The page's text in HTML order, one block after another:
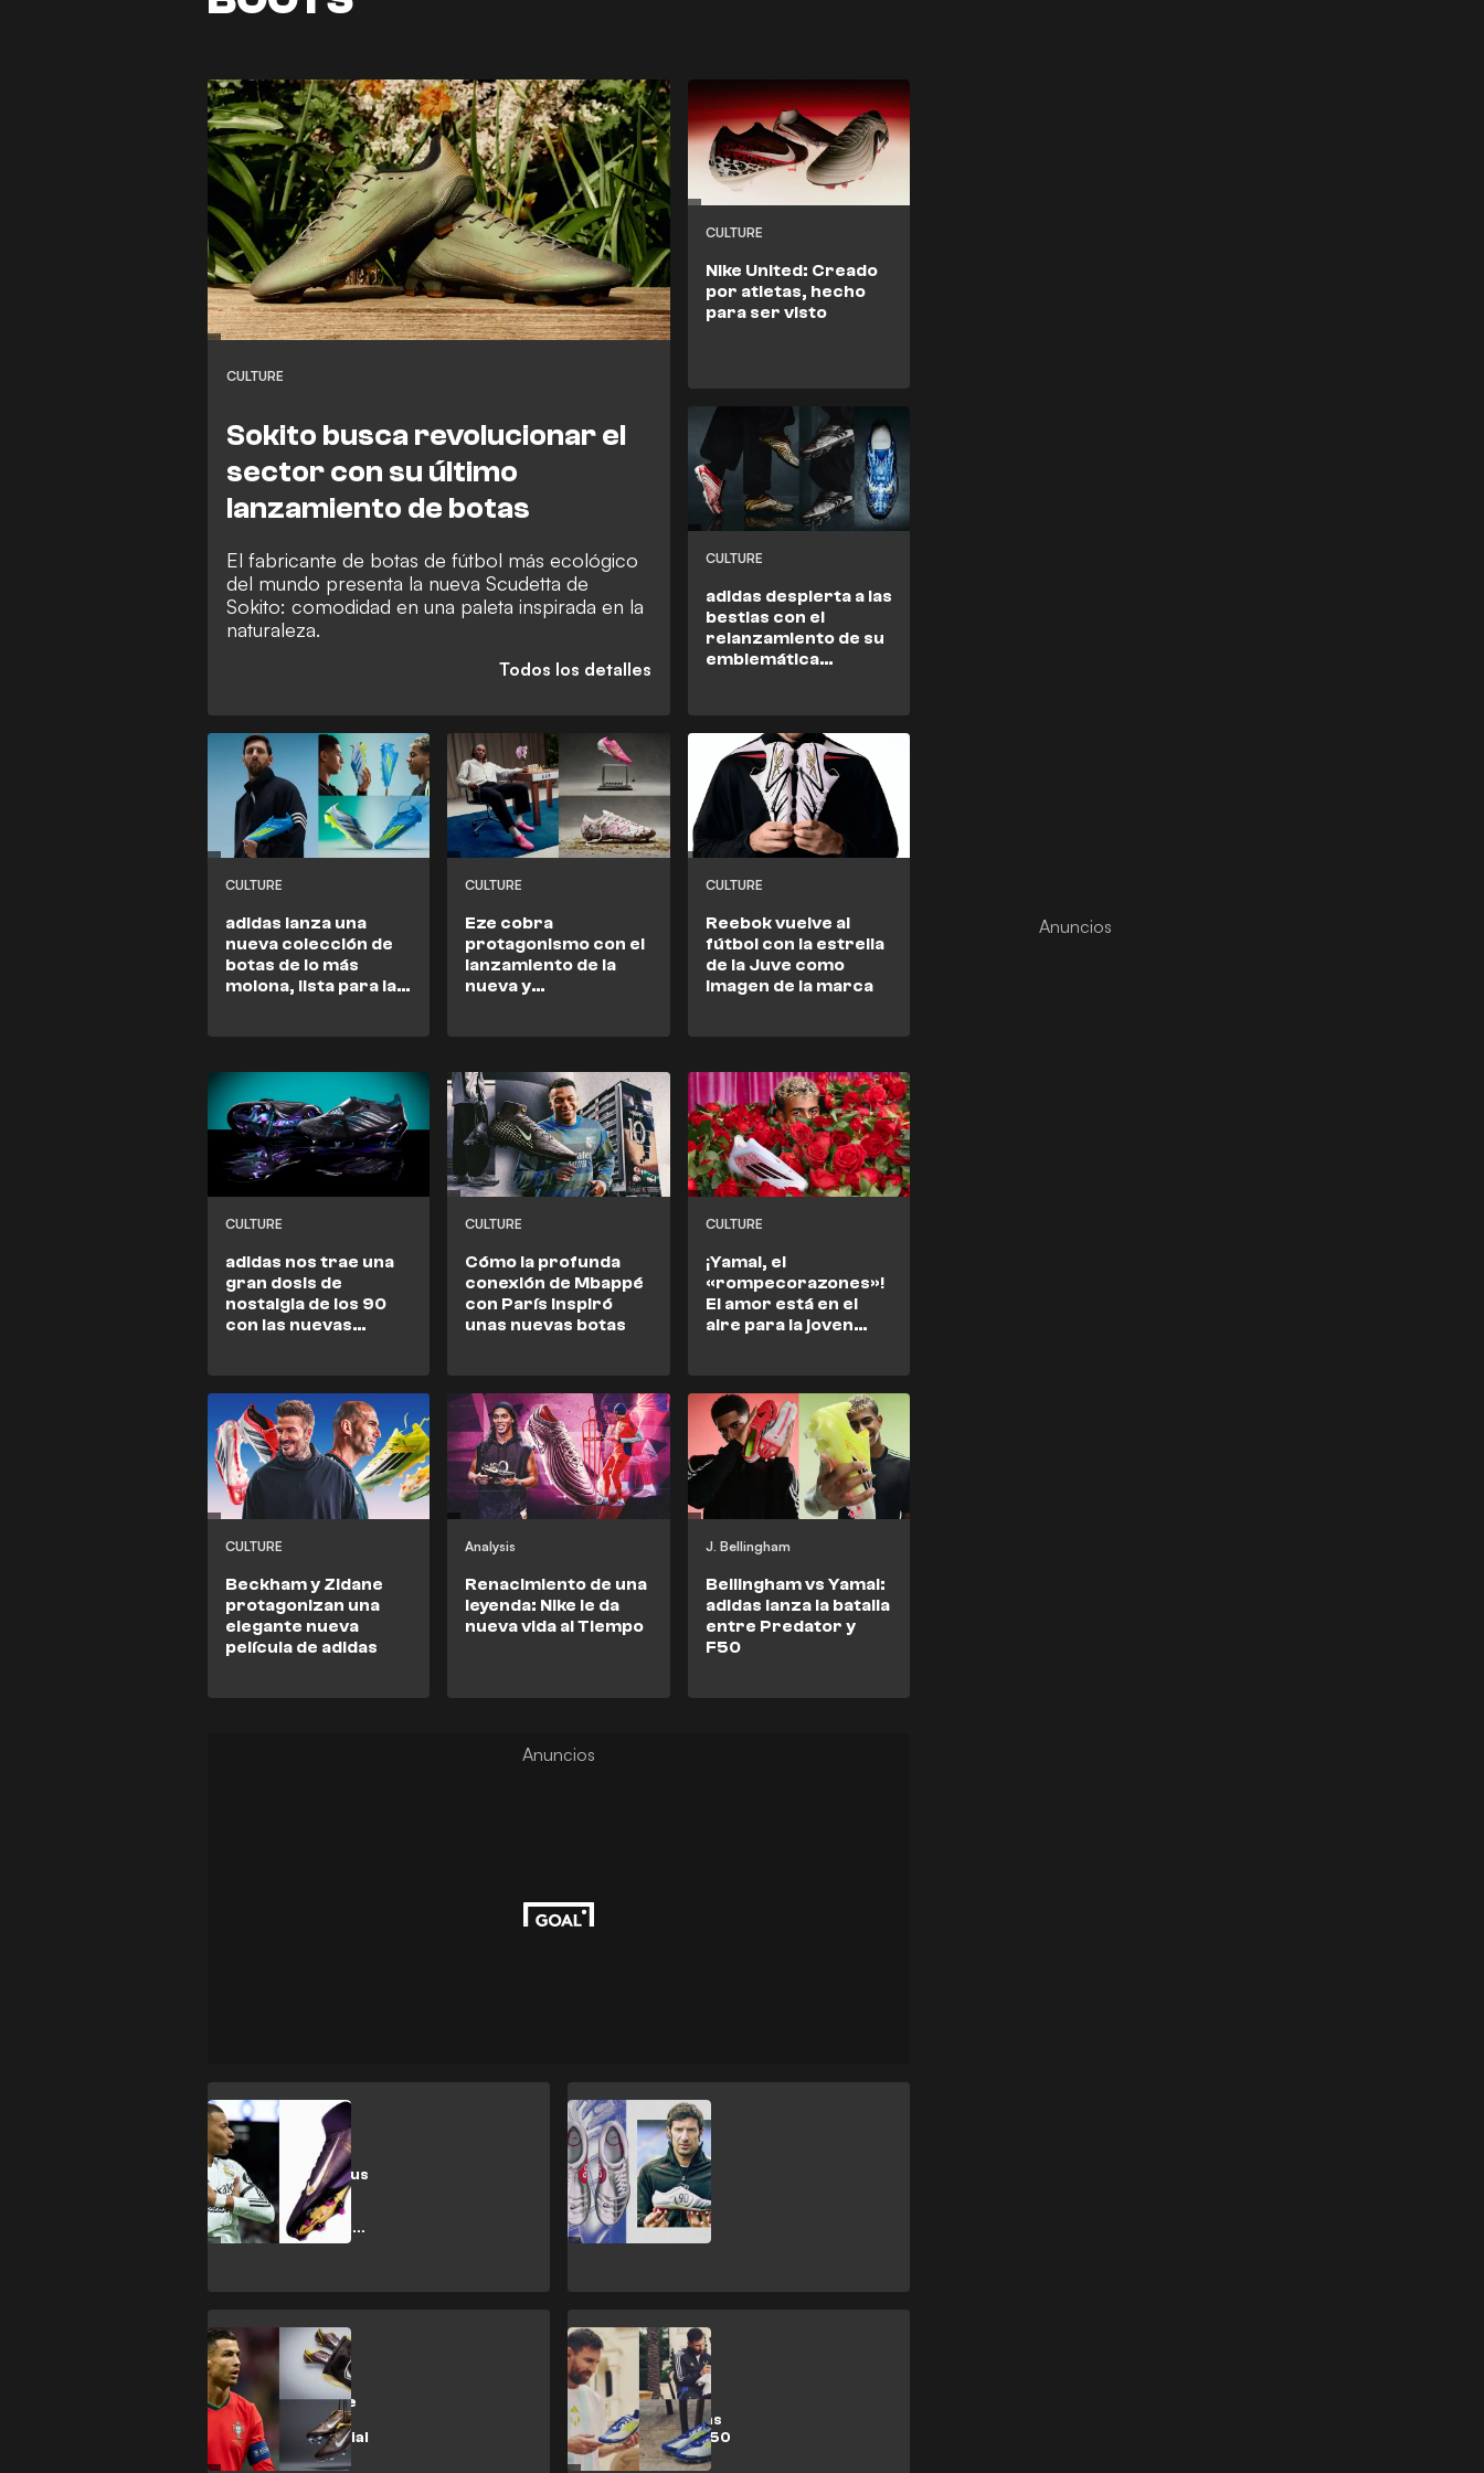
CULTURE
Sokito busca revolucionar el
sector con su último
lanzamiento de botas
El fabricante de botas de fútbol más ecológico
del mundo presenta la nueva Scudetta de
Sokito: comodidad en una paleta inspirada en la
naturaleza.
CULTURE
Nike United: Creado
por atletas, hecho
para ser visto
CULTURE
adidas despierta a las
bestias con el
relanzamiento de su
emblemática
CULTURE
adidas lanza una
nueva colección de
botas de lo más
molona, lista para la
CULTURE
Eze cobra
protagonismo con el
lanzamiento de la
nueva y
CULTURE
Reebok vuelve al
fútbol con la estrella
de la Juve como
imagen de la marca
CULTURE
adidas nos trae una
gran dosis de
nostalgia de los 90
con las nuevas
CULTURE
Cómo la profunda
conexión de Mbappé
con París inspiró
unas nuevas botas
CULTURE
¡Yamal, el
«rompecorazones»!
El amor está en el
aire para la joven
CULTURE
Beckham y Zidane
protagonizan una
elegante nueva
película de adidas
Analysis
Renacimiento de una
leyenda: Nike le da
nueva vida al Tiempo
J. Bellingham
Bellingham vs Yamal:
adidas lanza la batalla
entre Predator y
F50
CULTURE
¡Mbappé tiene sus
propias botas!
Nike lanza la
Edición Player del
Mercurial
CULTURE
Nike revive la
nostalgia con el
regreso de su
línea Total 90
CULTURE
¡Las botas OG de
Ronaldo! Nike
relanza Mercurial
Vapor I RGN
CULTURE
Messi, como
Lamine, usará las
nuevas adidas F50
‘La Vida Rápida’